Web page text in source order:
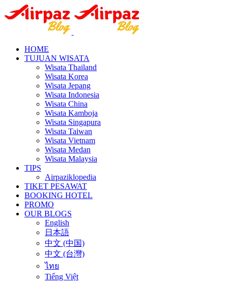
HOME
TUJUAN WISATA
Wisata Thailand
Wisata Korea
Wisata Jepang
Wisata Indonesia
Wisata China
Wisata Kamboja
Wisata Singapura
Wisata Taiwan
Wisata Vietnam
Wisata Medan
Wisata Malaysia
TIPS
Airpaziklopedia
TIKET PESAWAT
BOOKING HOTEL
PROMO
OUR BLOGS
English
日本語
中文 (中国)
中文 (台灣)
ไทย
Tiếng Việt